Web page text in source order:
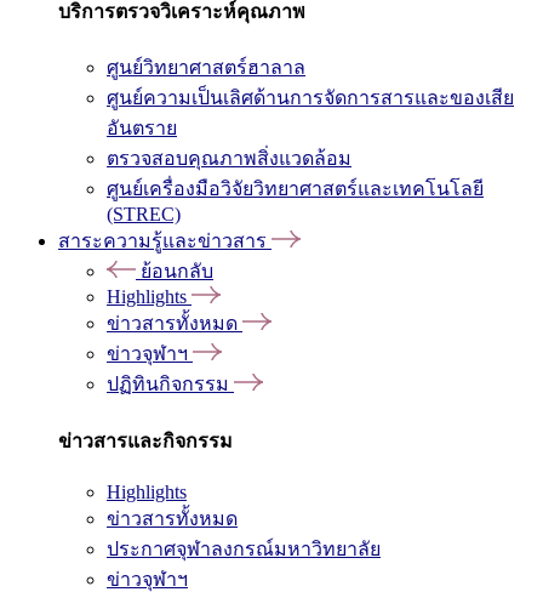
บริการตรวจวิเคราะห์คุณภาพ
ศูนย์วิทยาศาสตร์ฮาลาล
ศูนย์ความเป็นเลิศด้านการจัดการสารและของเสีย
อันตราย
ตรวจสอบคุณภาพสิ่งแวดล้อม
ศูนย์เครื่องมือวิจัยวิทยาศาสตร์และเทคโนโลยี
(STREC)
สาระความรู้และข่าวสาร
ย้อนกลับ
Highlights
ข่าวสารทั้งหมด
ข่าวจุฬาฯ
ปฏิทินกิจกรรม
ข่าวสารและกิจกรรม
Highlights
ข่าวสารทั้งหมด
ประกาศจุฬาลงกรณ์มหาวิทยาลัย
ข่าวจุฬาฯ